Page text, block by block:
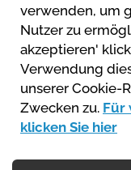
197
verwenden, um
Nutzer zu
akzeptieren'
Verwendung
unserer Cookie-
Zwecken zu. Für
klicken Sie hier